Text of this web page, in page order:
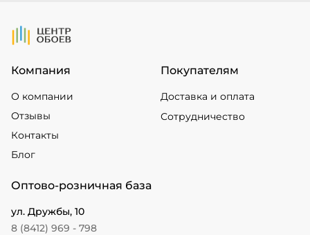
На Главную
Компания
О компании
Отзывы
Контакты
Блог
Покупателям
Доставка и оплата
Сотрудничество
Оптово-розничная база
ул. Дружбы, 10
8 (8412) 969 - 798